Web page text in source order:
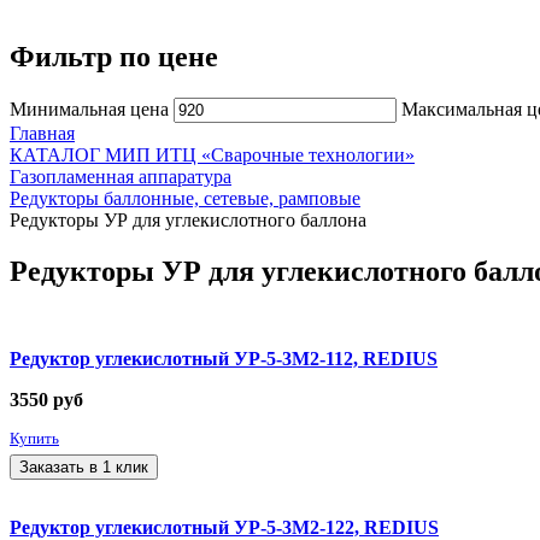
Фильтр по цене
Минимальная цена Максимальная
Главная
КАТАЛОГ МИП ИТЦ «Сварочные технологии»
Газопламенная аппаратура
Редукторы баллонные, сетевые, рамповые
Редукторы УР для углекислотного баллона
Редукторы УР для углекислотного
Редуктор углекислотный УР-5-3М2-112, REDIUS
3550 руб
Купить
Заказать в 1 клик
Редуктор углекислотный УР-5-3М2-122, REDIUS